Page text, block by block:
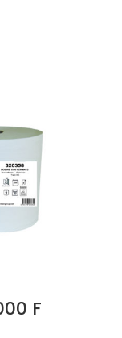
F